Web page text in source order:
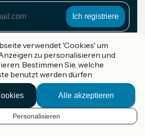
von Destination France
verwendet 'Cookies' um
zu personalisieren und
Bestimmen Sie, welche
benutzt werden dürfen
Alle akzeptieren
Personalisieren